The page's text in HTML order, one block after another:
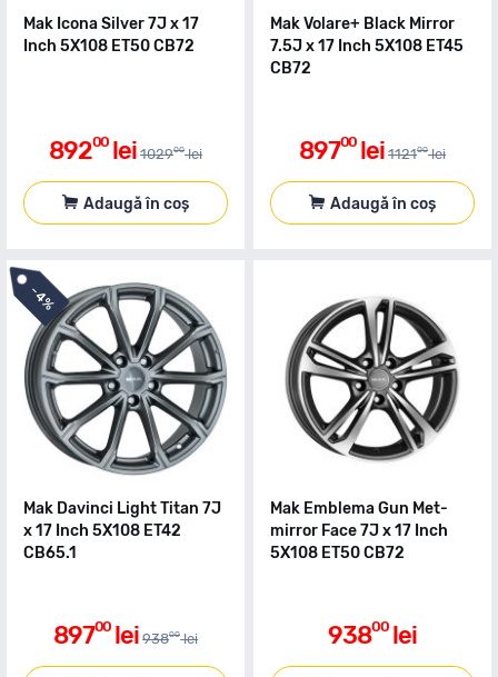
Mak Icona Silver 7J x 17
Inch 5X108 ET50 CB72
89200 lei 102900 lei
Adaugă în coș
Mak Volare+ Black Mirror
7.5J x 17 Inch 5X108 ET45
CB72
89700 lei 112100 lei
Adaugă în coș
-
4%
Mak Davinci Light Titan 7J
x 17 Inch 5X108 ET42
CB65.1
89700 lei 93800 lei
Mak Emblema Gun Met-
mirror Face 7J x 17 Inch
5X108 ET50 CB72
93800 lei